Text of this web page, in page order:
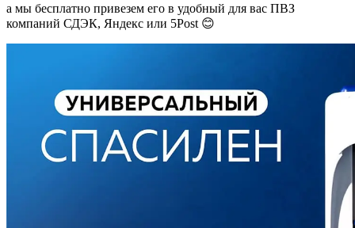
а мы бесплатно привезем его в удобный для вас ПВЗ
компаний СДЭК, Яндекс или 5Post 😊